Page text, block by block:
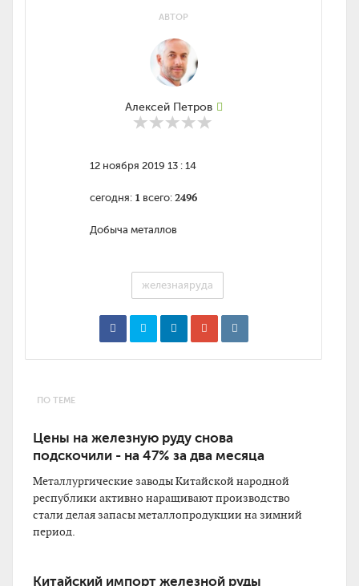
АВТОР
Алексей Петров
12 ноября 2019 13 : 14
сегодня: 1 всего: 2496
Добыча металлов
железнаяруда
ПО ТЕМЕ
Цены на железную руду снова
подскочили - на 47% за два месяца
Металлургические заводы Китайской народной
республики активно наращивают производство
стали делая запасы металлопродукции на зимний
период.
Китайский импорт железной руды